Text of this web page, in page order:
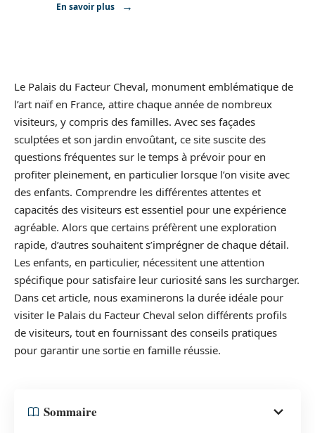
En savoir plus
Le Palais du Facteur Cheval, monument emblématique de
l’art naïf en France, attire chaque année de nombreux
visiteurs, y compris des familles. Avec ses façades
sculptées et son jardin envoûtant, ce site suscite des
questions fréquentes sur le temps à prévoir pour en
profiter pleinement, en particulier lorsque l’on visite avec
des enfants. Comprendre les différentes attentes et
capacités des visiteurs est essentiel pour une expérience
agréable. Alors que certains préfèrent une exploration
rapide, d’autres souhaitent s’imprégner de chaque détail.
Les enfants, en particulier, nécessitent une attention
spécifique pour satisfaire leur curiosité sans les surcharger.
Dans cet article, nous examinerons la durée idéale pour
visiter le Palais du Facteur Cheval selon différents profils
de visiteurs, tout en fournissant des conseils pratiques
pour garantir une sortie en famille réussie.
Sommaire